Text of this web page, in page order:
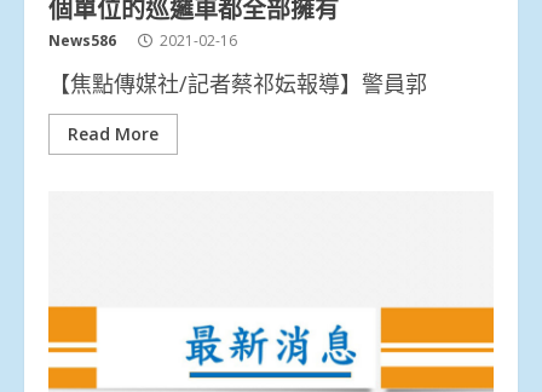
News586 2021-02-16
【焦點傳媒社/記者蔡祁妘報導】警員郭
Read More